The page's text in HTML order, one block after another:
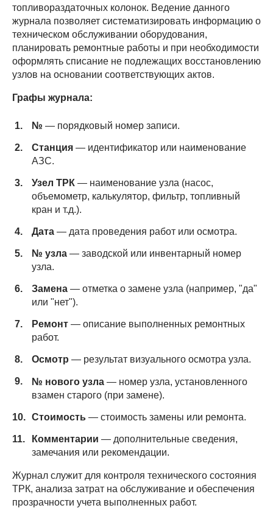
топливораздаточных колонок. Ведение данного
журнала позволяет систематизировать информацию о
техническом обслуживании оборудования,
планировать ремонтные работы и при необходимости
оформлять списание не подлежащих восстановлению
узлов на основании соответствующих актов.
Графы журнала:
№ — порядковый номер записи.
Станция — идентификатор или наименование
АЗС.
Узел ТРК — наименование узла (насос,
объемометр, калькулятор, фильтр, топливный
кран и т.д.).
Дата — дата проведения работ или осмотра.
№ узла — заводской или инвентарный номер
узла.
Замена — отметка о замене узла (например, "да"
или "нет").
Ремонт — описание выполненных ремонтных
работ.
Осмотр — результат визуального осмотра узла.
№ нового узла — номер узла, установленного
взамен старого (при замене).
Стоимость — стоимость замены или ремонта.
Комментарии — дополнительные сведения,
замечания или рекомендации.
Журнал служит для контроля технического состояния
ТРК, анализа затрат на обслуживание и обеспечения
прозрачности учета выполненных работ.